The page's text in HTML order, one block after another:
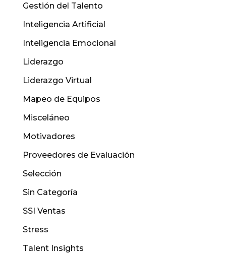
Gestión del Talento
Inteligencia Artificial
Inteligencia Emocional
Liderazgo
Liderazgo Virtual
Mapeo de Equipos
Misceláneo
Motivadores
Proveedores de Evaluación
Selección
Sin Categoría
SSI Ventas
Stress
Talent Insights